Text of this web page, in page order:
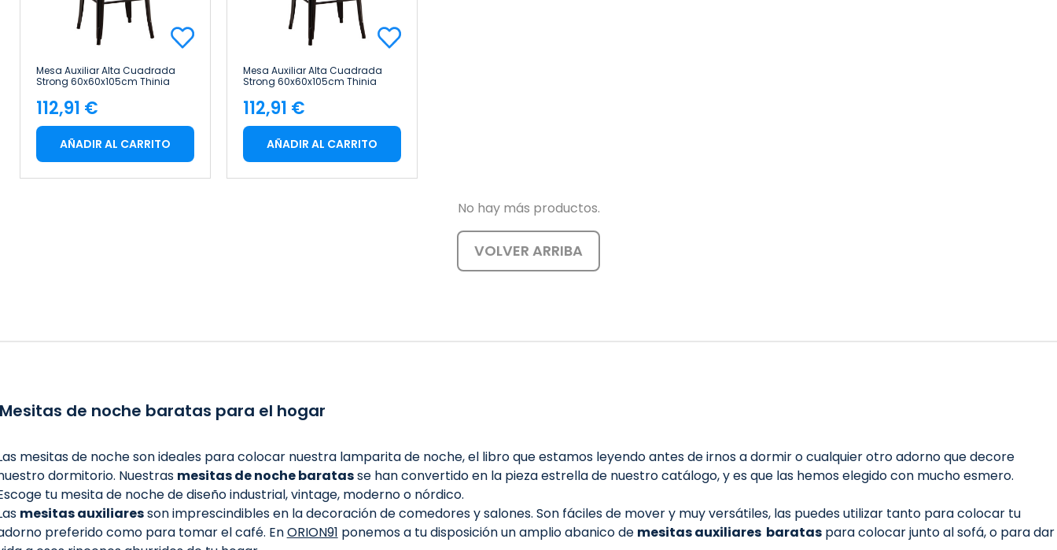
Mesa Auxiliar Alta Cuadrada
Strong 60x60x105cm Thinia
Precio
112,91 €
AÑADIR AL CARRITO
Mesa Auxiliar Alta Cuadrada
Strong 60x60x105cm Thinia
Precio
112,91 €
AÑADIR AL CARRITO
No hay más productos.
VOLVER ARRIBA
de noche baratas para el hogar
mesitas de noche son ideales para colocar nuestra lamparita de noche, el libro que estamos leyendo antes de irnos a dormir o cualquier otro adorno que decore
dormitorio. Nuestras mesitas de noche baratasse han convertido en la pieza estrella de nuestro catálogo, y es que las hemos elegido con mucho esmero.
tu mesita de noche de diseño industrial, vintage, moderno o nórdico.
mesitas auxiliaresson imprescindibles en la decoración de comedores y salones. Son fáciles de mover y muy versátiles, las puedes utilizar tanto para colocar tu
preferido como para tomar el café. EnORION91 ponemos a tu disposición un amplio abanico de mesitas auxiliares barataspara colocar junto al sofá, o para dar